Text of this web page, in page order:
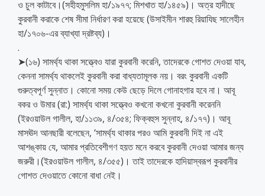
ও চুল কাটাবে।(সহীহমুসলিম হা/১৯৭৭; মিশখাত হা/১৪৫৯)। অত্র হাদীছে
কুরবানী করাকে শেষ সীমা নির্ধারণ করা হয়েছে (উসাইমীন শারহু রিয়াযিছ সালেহীন
হা/১৭০৬-এর ব্যাখ্যা দ্রষ্টব্য)।
.
➤(১৬) সামর্থ্য থাকা সত্ত্বেও যারা কুরবানী করেনি, তাদেরকে গোশত দেওয়া যাব,
কেননা সামর্থ্য থাকলেই কুরবানী করা বাধ্যতামূলক নয়। বরং কুরবানী একটি
গুরুত্বপূর্ণ সুন্নাত। কোনো সময় কেউ ছেড়ে দিলে গোনাহগার হবে না। আবূ
বকর ও উমার (রা:) সামর্থ্য থাকা সত্ত্বেও কখনো কখনো কুরবানী করেননি
(ইরওয়াউল গালীল, হা/১১৩৯, ৪/৩৫৪; ফিক্বহুস সুন্নাহ, ৪/১৭৭)। আবূ
মাসঊদ আনছারী বলেছেন, ‘সামর্থ্য থাকার পরও আমি কুরবানী দিই না এই
আশঙ্কায় যে, আমার প্রতিবেশীগণ হয়ত মনে করবে কুরবানী দেওয়া আমার জন্য
জরুরী।(ইরওয়াউল গালীল, ৪/৩৫৫)। তাই তাদেরকে হাদিয়াস্বরূপ কুরবানীর
গোশত দেওয়াতে কোনো বাধা নেই।